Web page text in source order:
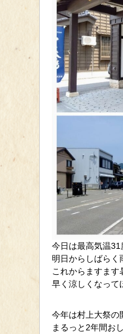
今日は最高気温
明日からしばらく
これからますます
早く涼しくなって
今年は村上大祭の
まるっと2年間お